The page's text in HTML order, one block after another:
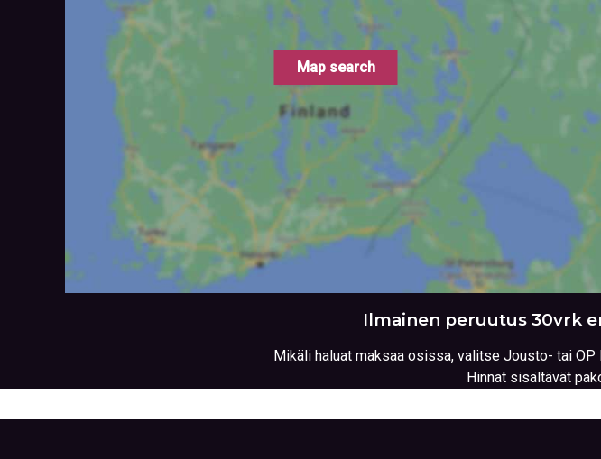
Map search
Ilmainen peruutus 30vrk
Mikäli haluat maksaa osissa, valitse Jousto- tai
Hinnat sisältävät